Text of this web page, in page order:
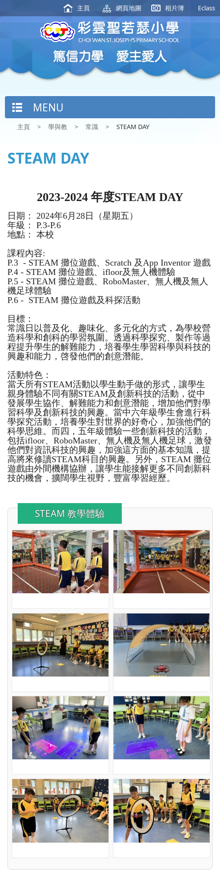
主頁 網頁地圖 相片簿 Eclass
MENU
主頁 > 學與教 > 常識 > STEAM DAY
STEAM DAY
2023-2024 年度STEAM DAY
日期： 2024年6月28日（星期五）
年級： P.3-P.6
地點： 本校
課程內容:
P.3 - STEAM 攤位遊戲、Scratch 及App Inventor 遊戲
P.4 - STEAM 攤位遊戲、ifloor及無人機體驗
P.5 - STEAM 攤位遊戲、RoboMaster、無人機及無人
機足球體驗
P.6 - STEAM 攤位遊戲及科探活動
目標：
常識日以普及化、趣味化、多元化的方式，為學校營
造科學和創科的學習氛圍。透過科學探究、製作等過
程提升學生的解難能力，培養學生學習科學與科技的
興趣和能力，啓發他們的創意潛能。
活動特色：
當天所有STEAM活動以學生動手做的形式，讓學生
親身體驗不同有關STEAM及創新科技的活動，從中
發展學生協作、解難能力和創意潛能，增加他們對學
習科學及創新科技的興趣。當中六年級學生會進行科
學探究活動，培養學生對世界的好奇心，加強他們的
科學思維。而四，五年級體驗一些創新科技的活動，
包括ifloor、RoboMaster、無人機及無人機足球，激發
他們對資訊科技的興趣，加強這方面的基本知識，提
高將來修讀STEAM科目的興趣。另外，STEAM 攤位
遊戲由外間機構協辦，讓學生能接解更多不同創新科
技的機會，擴闊學生視野，豐富學習經歷。
STEAM 教學體驗